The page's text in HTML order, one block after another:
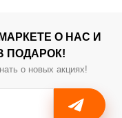
О НАС И
ПОДАРОК!
о новых акциях!